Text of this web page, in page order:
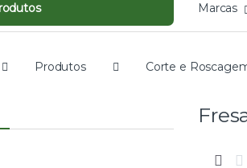
Marcas
Produtos Corte e